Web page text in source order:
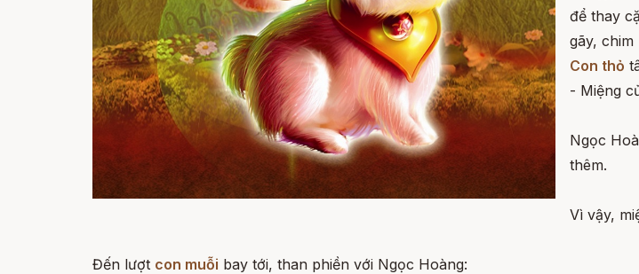
để thay
gãy, chim
Con thỏ
- Miệng
Ngọc
thêm.
Vì vậy,
Đến lượt con muỗi bay tới, than phiền với Ngọc Hoàng: